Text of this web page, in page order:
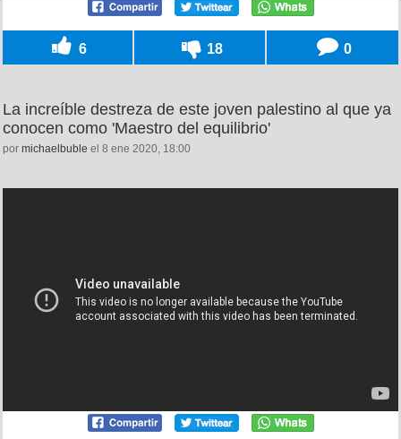
6 18 0
La increíble destreza de este joven palestino al que ya
conocen como 'Maestro del equilibrio'
por michaelbuble el 8 ene 2020, 18:00